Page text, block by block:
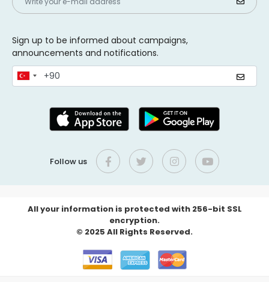
Sign up to be informed about campaigns,
announcements and notifications.
Follow us
All your information is protected with 256-bit SSL
encryption.
© 2025 All Rights Reserved.